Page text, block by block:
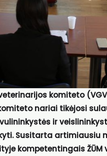
komiteto
nariai tikėjosi
ir
Susitarta artimiausiu
kompetentingais